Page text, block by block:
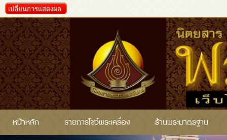
เปลี่ยนการแสดงผล
หน้าหลัก รายการโชว์พระเครื่อง ร้านพระมาตรฐาน